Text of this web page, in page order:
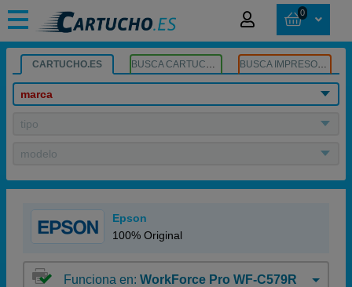
0
CARTUCHO.ES BUSCA CARTUCHOS BUSCA IMPRESORA
marca
tipo
modelo
Epson
100% Original
Funciona en: WorkForce Pro WF-C579R